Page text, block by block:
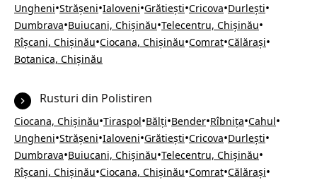
Ungheni•Strășeni•Ialoveni•Grătiești•Cricova•Durlești•
Dumbrava•Buiucani, Chișinău•Telecentru, Chișinău•
Rîșcani, Chișinău•Ciocana, Chișinău•Comrat•Călărași•
Botanica, Chișinău
Rusturi din Polistiren
Ciocana, Chișinău•Tiraspol•Bălți•Bender•Rîbnița•Cahul•
Ungheni•Strășeni•Ialoveni•Grătiești•Cricova•Durlești•
Dumbrava•Buiucani, Chișinău•Telecentru, Chișinău•
Rîșcani, Chișinău•Ciocana, Chișinău•Comrat•Călărași•